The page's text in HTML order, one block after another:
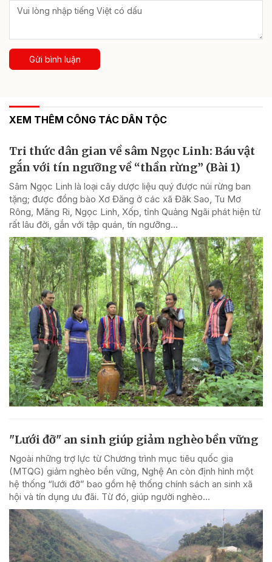
Gửi bình luận
XEM THÊM CÔNG TÁC DÂN TỘC
Tri thức dân gian về sâm Ngọc Linh: Báu vật
gắn với tín ngưỡng về “thần rừng” (Bài 1)
Sâm Ngọc Linh là loại cây dược liệu quý được núi rừng ban
tặng; được đồng bào Xơ Đăng ở các xã Đăk Sao, Tu Mơ
Rông, Măng Ri, Ngọc Linh, Xốp, tỉnh Quảng Ngãi phát hiện từ
rất lâu đời, gắn với tập quán, tín ngưỡng...
"Lưới đỡ" an sinh giúp giảm nghèo bền vững
Ngoài những trợ lực từ Chương trình mục tiêu quốc gia
(MTQG) giảm nghèo bền vững, Nghệ An còn định hình một
hệ thống “lưới đỡ” bao gồm hệ thống chính sách an sinh xã
hội và tín dụng ưu đãi. Từ đó, giúp người nghèo...